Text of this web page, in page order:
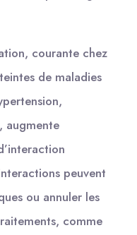
courante chez
de maladies
augmente
peuvent
ou annuler les
comme